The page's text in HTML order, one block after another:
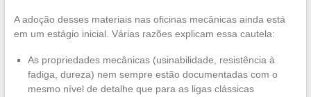
A adoção desses materiais nas oficinas mecânicas ainda está
em um estágio inicial. Várias razões explicam essa cautela:
As propriedades mecânicas (usinabilidade, resistência à
fadiga, dureza) nem sempre estão documentadas com o
mesmo nível de detalhe que para as ligas clássicas